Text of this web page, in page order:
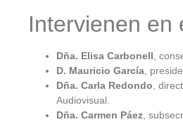
Intervienen en
Dña. Elisa Carbonell,
D. Mauricio García,
Dña. Carla Redondo,
Audiovisual.
Dña. Carmen Páez,